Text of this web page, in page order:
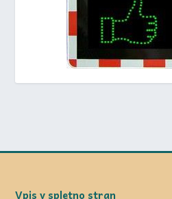
Vpis v spletno stran